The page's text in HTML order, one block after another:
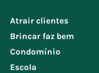
Atrair clientes
Brincar faz bem
Condomínio
Escola